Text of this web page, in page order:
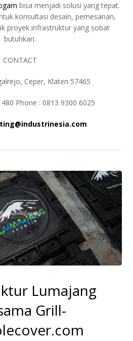
bisa menjadi solusi yang tepat.
konsultasi desain, pemesanan,
proyek infrastruktur yang sobat
butuhkan.
CONTACT
Ceper, Klaten 57465
Phone : 0813 9300 6025
Lumajang
Grill-